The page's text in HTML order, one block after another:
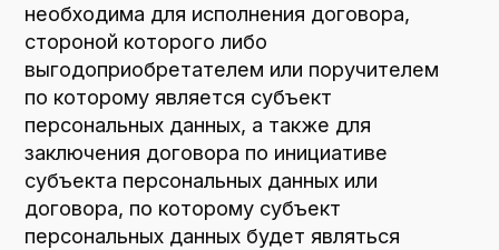
10.1. Оператор до начала осуществления
деятельности по трансграничной передаче
персональных данных обязан уведомить
уполномоченный орган по защите прав
субъектов персональных данных о своем
намерении осуществлять трансграничную
передачу персональных данных (такое
уведомление направляется отдельно
от уведомления о намерении осуществлять
10.2. Оператор до подачи вышеуказанного
уведомления, обязан получить от органов